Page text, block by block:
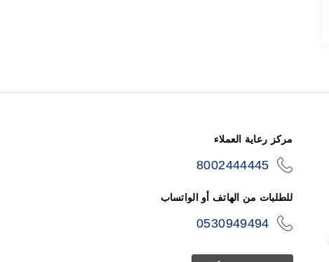
مركز رعاية العملاء
8002444445
للطلبات من الهاتف أو الواتساب
0530949494